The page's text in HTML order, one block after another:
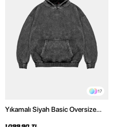
17
Yıkamalı Siyah Basic Oversize